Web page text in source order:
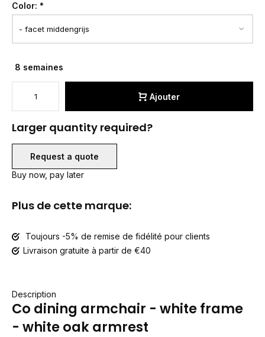
Color: *
8 semaines
Ajouter
Larger quantity required?
Request a quote
Buy now, pay later
Plus de cette marque:
Toujours -5% de remise de fidélité pour clients
Livraison gratuite à partir de €40
Description
Co dining armchair - white frame
- white oak armrest